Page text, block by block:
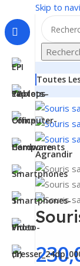
Skip to
Toutes
Accueil
Agrandir